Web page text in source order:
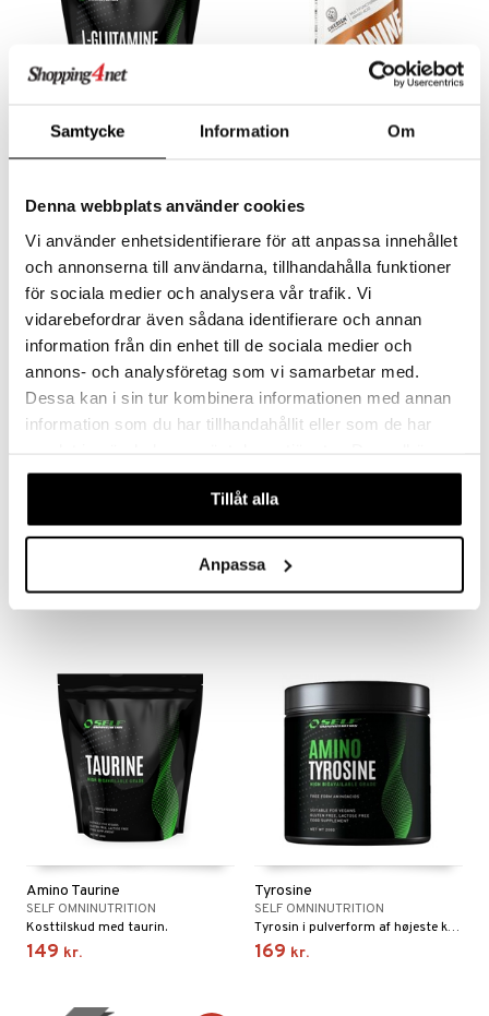
Samtycke Information Om
Denna webbplats använder cookies
Vi använder enhetsidentifierare för att anpassa innehållet
och annonserna till användarna, tillhandahålla funktioner
för sociala medier och analysera vår trafik. Vi
vidarebefordrar även sådana identifierare och annan
information från din enhet till de sociala medier och
annons- och analysföretag som vi samarbetar med.
Dessa kan i sin tur kombinera informationen med annan
information som du har tillhandahållit eller som de har
våra cookies vid fortsatt användande av vår webbplats.
Tillåt alla
Anpassa
Real Glutamine
Glutamin er en vigtig aminosyre, som udgør 50-60% af de frie aminosyrer i musklen.
NAC 600
SWEDISH SUPPLEMENTS
NAC 600 indeholder N-acetyl L-cystein (NAC) – en stabil og biotilgængelig form af aminosyren cystein.
189 kr.
L-Lysin
SWEDISH SUPPLEMENTS
500 mg L-arginin per kapsel,
125 kr.
Amino Taurine
SELF OMNINUTRITION
Kosttilskud med taurin.
149 kr.
Tyrosine
SELF OMNINUTRITION
Tyrosin i pulverform af højeste kvalitet.
169 kr.